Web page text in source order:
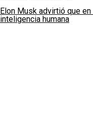
Elon Musk advirtió que
inteligencia humana